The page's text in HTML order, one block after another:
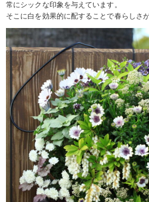
常にシックな印象を与えています。
そこに白を効果的に配することで春らしさ